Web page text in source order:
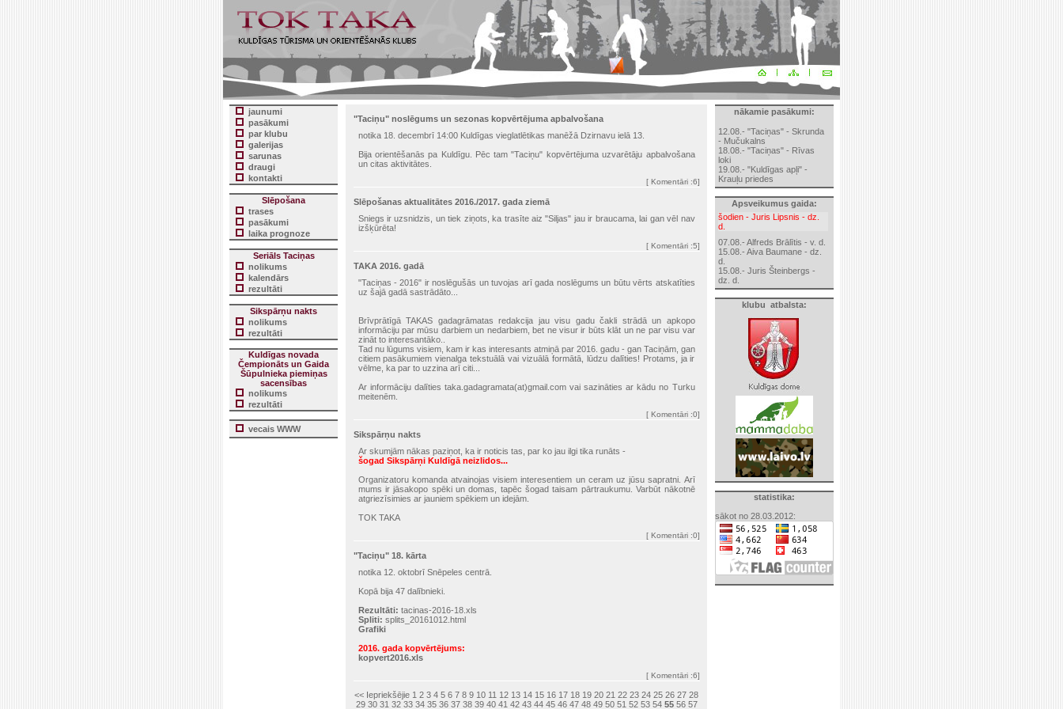
jaunumi
pasākumi
par klubu
galerijas
sarunas
draugi
kontakti
Slēpošana
trases
pasākumi
laika prognoze
Seriāls Taciņas
nolikums
kalendārs
rezultāti
Sikspārņu nakts
nolikums
rezultāti
Kuldīgas novada
Čempionāts un Gaida
Šūpulnieka piemiņas
sacensības
nolikums
rezultāti
vecais WWW
"Taciņu" noslēgums un sezonas kopvērtējuma apbalvošana
notika 18. decembrī 14:00 Kuldīgas vieglatlētikas manēžā Dzirnavu ielā 13.
Bija orientēšanās pa Kuldīgu. Pēc tam "Taciņu" kopvērtējuma uzvarētāju apbalvošana
un citas aktivitātes.
[ Komentāri:6]
Slēpošanas aktualitātes 2016./2017. gada ziemā
Sniegs ir uzsnidzis, un tiek ziņots, ka trasīte aiz "Siljas" jau ir braucama, lai gan vēl nav
izšķūrēta!
[ Komentāri:5]
TAKA 2016. gadā
"Taciņas - 2016" ir noslēgušās un tuvojas arī gada noslēgums un būtu vērts atskatīties
uz šajā gadā sastrādāto...
Brīvprātīgā TAKAS gadagrāmatas redakcija jau visu gadu čakli strādā un apkopo
informāciju par mūsu darbiem un nedarbiem, bet ne visur ir būts klāt un ne par visu var
zināt to interesantāko..
Tad nu lūgums visiem, kam ir kas interesants atmiņā par 2016. gadu - gan Taciņām, gan
citiem pasākumiem vienalga tekstuālā vai vizuālā formātā, lūdzu dalīties! Protams, ja ir
vēlme, ka par to uzzina arī citi...
Ar informāciju dalīties taka.gadagramata(at)gmail.com vai sazināties ar kādu no Turku
meitenēm.
[ Komentāri:0]
Sikspārņu nakts
Ar skumjām nākas paziņot, ka ir noticis tas, par ko jau ilgi tika runāts -
šogad Sikspārņi Kuldīgā neizlidos...
Organizatoru komanda atvainojas visiem interesentiem un ceram uz jūsu sapratni. Arī
mums ir jāsakopo spēki un domas, tapēc šogad taisam pārtraukumu. Varbūt nākotnē
atgriezīsimies ar jauniem spēkiem un idejām.
TOK TAKA
[ Komentāri:0]
"Taciņu" 18. kārta
notika 12. oktobrī Snēpeles centrā.
Kopā bija 47 dalībnieki.
Rezultāti: tacinas-2016-18.xls
Spliti: splits_20161012.html
Grafiki
2016. gada kopvērtējums:
kopvert2016.xls
[ Komentāri:6]
<< Iepriekšējie 1 2 3 4 5 6 7 8 9 10 11 12 13 14 15 16 17 18 19 20 21 22 23 24 25 26 27 28
29 30 31 32 33 34 35 36 37 38 39 40 41 42 43 44 45 46 47 48 49 50 51 52 53 54 55 56 57
nākamie pasākumi:
12.08.- "Taciņas" - Skrunda
- Mučukalns
18.08.- "Taciņas" - Rīvas
loki
19.08.- "Kuldīgas apļi" -
Krauļu priedes
Apsveikumus gaida:
šodien - Juris Lipsnis - dz.
d.
07.08.- Alfreds Brālītis - v. d.
15.08.- Aiva Baumane - dz.
d.
15.08.- Juris Šteinbergs -
dz. d.
klubu atbalsta:
statistika:
sākot no 28.03.2012: